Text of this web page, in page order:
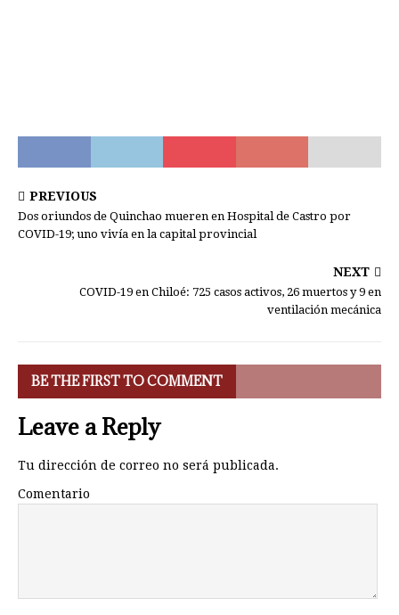
PREVIOUS
Dos oriundos de Quinchao mueren en Hospital de Castro por
COVID-19; uno vivía en la capital provincial
NEXT
COVID-19 en Chiloé: 725 casos activos, 26 muertos y 9 en
ventilación mecánica
BE THE FIRST TO COMMENT
Leave a Reply
Tu dirección de correo no será publicada.
Comentario